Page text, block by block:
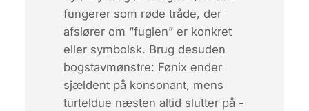
fungerer som røde tråde, der
afslører om “fuglen” er konkret
eller symbolsk. Brug desuden
bogstavmønstre: Fønix ender
sjældent på konsonant, mens
turteldue næsten altid slutter på -